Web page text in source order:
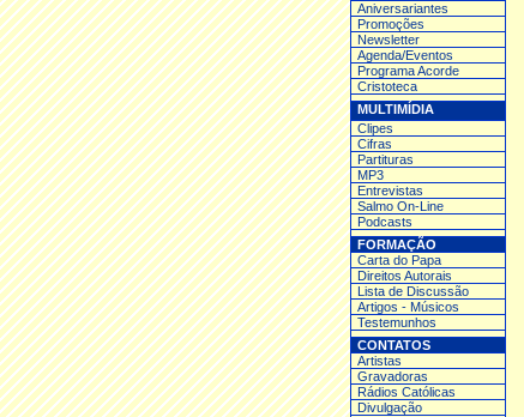
Aniversariantes
Promoções
Newsletter
Agenda/Eventos
Programa Acorde
Cristoteca
MULTIMÍDIA
Clipes
Cifras
Partituras
MP3
Entrevistas
Salmo On-Line
Podcasts
FORMAÇÃO
Carta do Papa
Direitos Autorais
Lista de Discussão
Artigos - Músicos
Testemunhos
CONTATOS
Artistas
Gravadoras
Rádios Católicas
Divulgação